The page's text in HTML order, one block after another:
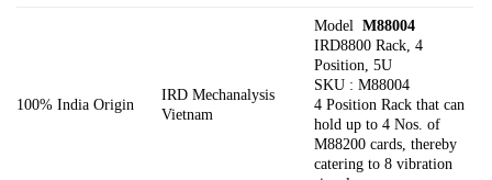
100% India Origin
IRD Mechanalysis
Vietnam
Model M88004
IRD8800 Rack, 4
Position, 5U
SKU : M88004
4 Position Rack that can
hold up to 4 Nos. of
M88200 cards, thereby
catering to 8 vibration